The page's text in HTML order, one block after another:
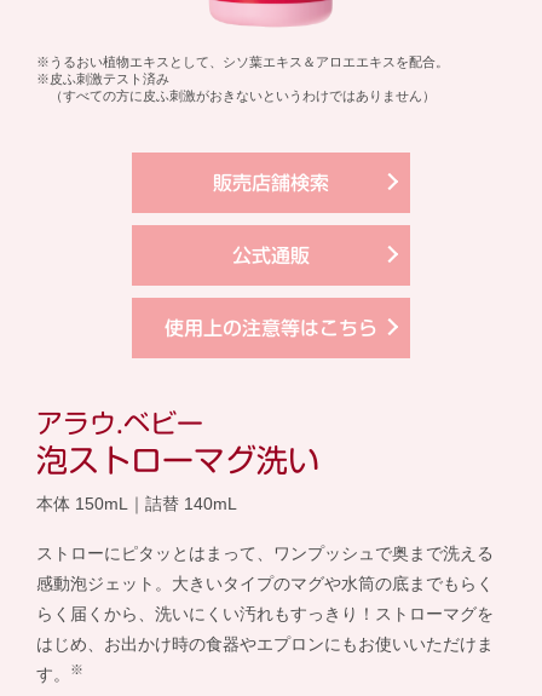
※うるおい植物エキスとして、シソ葉エキス＆アロエエキスを配合。
※皮ふ刺激テスト済み
（すべての方に皮ふ刺激がおきないというわけではありません）
販売店舗検索
公式通販
使用上の注意等はこちら
アラウ.ベビー
泡ストローマグ洗い
本体 150mL｜詰替 140mL
ストローにピタッとはまって、ワンプッシュで奥まで洗える
感動泡ジェット。大きいタイプのマグや水筒の底までもらく
らく届くから、洗いにくい汚れもすっきり！ストローマグを
はじめ、お出かけ時の食器やエプロンにもお使いいただけま
す。
※